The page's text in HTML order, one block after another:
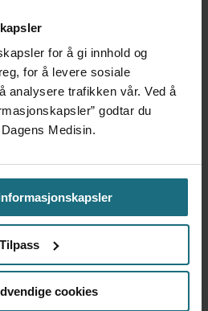
for å gi innhold og
for å levere sosiale
analysere trafikken vår. Ved å
godtar du
Medisin.
Tilpass
cookies
i landet er at
ekstra ressurser på
rammet er mindre
folkerike kommuner.
i sinkartlegging fra
kompenseres for disse
med
og bakvakt ligger ikke
Dette er